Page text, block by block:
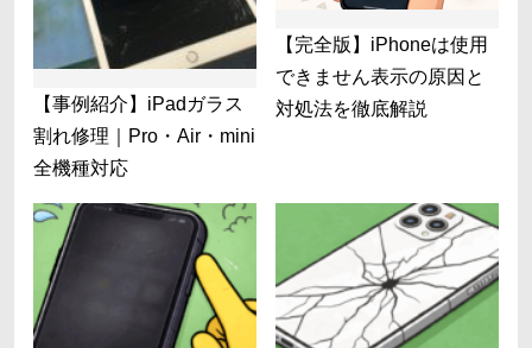
【事例紹介】iPadガラス
割れ修理｜Pro・Air・mini
全機種対応
【完全版】iPhoneは使用
できません表示の原因と
対処法を徹底解説